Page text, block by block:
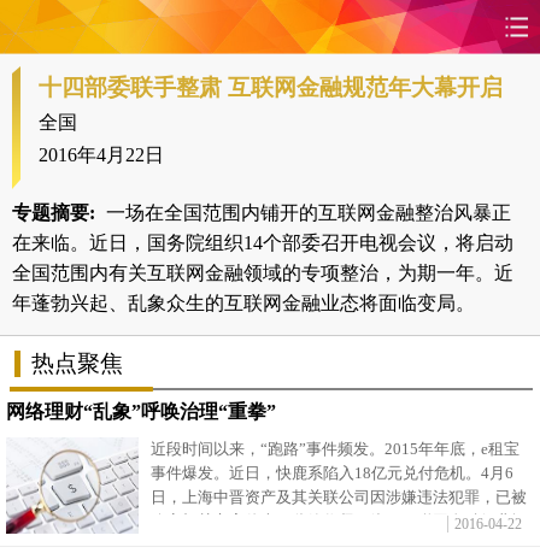
首页 时政 国际 财经
娱乐
时尚 思客 地方 法治
港澳 台湾 华人 汽车
科技 能源 房产 公司
图片 视频 彩票 食品
旅游 健康 信息化 数据
金融 公益 军事 无人机
十四部委联手整肃 互联网金融规范年大幕开启
全国
2016年4月22日
专题摘要: 一场在全国范围内铺开的互联网金融整治风暴正
在来临。近日，国务院组织14个部委召开电视会议，将启动
全国范围内有关互联网金融领域的专项整治，为期一年。近
年蓬勃兴起、乱象众生的互联网金融业态将面临变局。
热点聚焦
网络理财“乱象”呼唤治理“重拳”
近段时间以来，“跑路”事件频发。2015年年底，e租宝
事件爆发。近日，快鹿系陷入18亿元兑付危机。4月6
日，上海中晋资产及其关联公司因涉嫌违法犯罪，已被
公安机关立案侦查。监管收紧，缘于互联网金融行业问
2016-04-22